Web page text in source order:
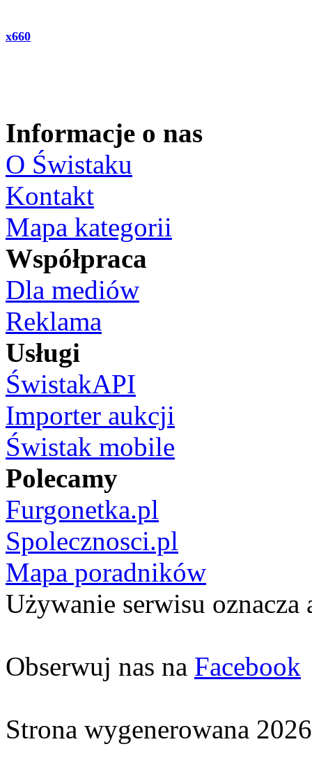
x660
Informacje o nas
O Świstaku
Kontakt
Mapa kategorii
Współpraca
Dla mediów
Reklama
Usługi
ŚwistakAPI
Importer aukcji
Świstak mobile
Polecamy
Furgonetka.pl
Spolecznosci.pl
Mapa poradników
Używanie serwisu oznacza
Obserwuj nas na Facebook
Strona wygenerowana